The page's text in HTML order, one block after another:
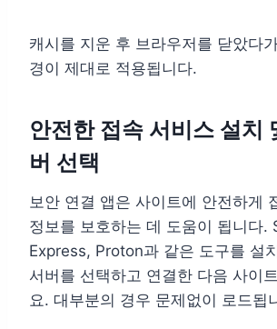
캐시를 지운 후 브라우저를 닫았다
경이 제대로 적용됩니다.
안전한 접속 서비스 설치
버 선택
보안 연결 앱은 사이트에 안전하게
정보를 보호하는 데 도움이 됩니다.
Express, Proton과 같은 도구를 설
서버를 선택하고 연결한 다음 사이
요. 대부분의 경우 문제없이 로드됩